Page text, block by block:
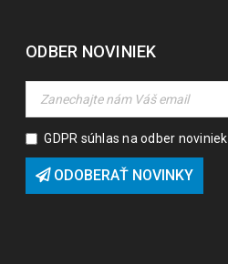
ODBER NOVINIEK
GDPR súhlas na odber noviniek
ODOBERAŤ NOVINKY